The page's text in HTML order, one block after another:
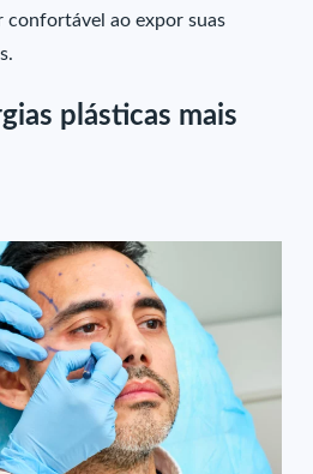
confortável ao expor suas
plásticas mais